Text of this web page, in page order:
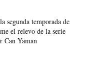
segunda temporada de
el relevo de la serie
Can Yaman